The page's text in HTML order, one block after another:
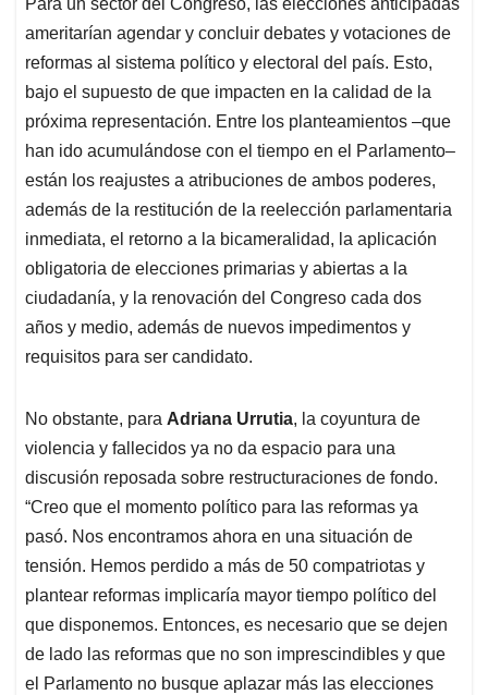
Para un sector del Congreso, las elecciones anticipadas
ameritarían agendar y concluir debates y votaciones de
reformas al sistema político y electoral del país. Esto,
bajo el supuesto de que impacten en la calidad de la
próxima representación. Entre los planteamientos –que
han ido acumulándose con el tiempo en el Parlamento–
están los reajustes a atribuciones de ambos poderes,
además de la restitución de la reelección parlamentaria
inmediata, el retorno a la bicameralidad, la aplicación
obligatoria de elecciones primarias y abiertas a la
ciudadanía, y la renovación del Congreso cada dos
años y medio, además de nuevos impedimentos y
requisitos para ser candidato.
No obstante, para Adriana Urrutia, la coyuntura de
violencia y fallecidos ya no da espacio para una
discusión reposada sobre restructuraciones de fondo.
“Creo que el momento político para las reformas ya
pasó. Nos encontramos ahora en una situación de
tensión. Hemos perdido a más de 50 compatriotas y
plantear reformas implicaría mayor tiempo político del
que disponemos. Entonces, es necesario que se dejen
de lado las reformas que no son imprescindibles y que
el Parlamento no busque aplazar más las elecciones